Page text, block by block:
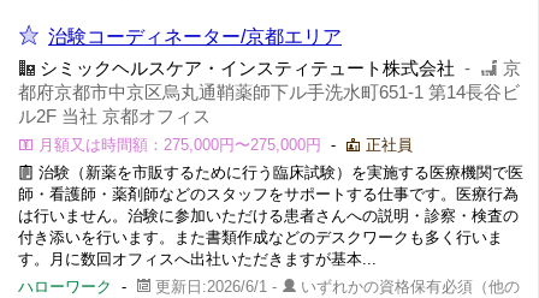
治験コーディネーター/京都エリア
シミックヘルスケア・インスティテュート株式会社 -
京
都府京都市中京区烏丸通鞘薬師下ル手洗水町651-1 第14長谷ビ
ル2F 当社 京都オフィス
月額又は時間額：275,000円〜275,000円 -
正社員
治験（新薬を市販するために行う臨床試験）を実施する医療機関で医
師・看護師・薬剤師などのスタッフをサポートする仕事です。医療行為
は行いません。治験に参加いただける患者さんへの説明・診察・検査の
付き添いを行います。また書類作成などのデスクワークも多く行いま
す。月に数回オフィスへ出社いただきますが基本...
ハローワーク
- 更新日:2026/6/1 -
いずれかの資格保有必須（他の